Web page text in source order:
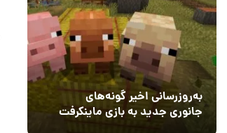
به‌روزرسانی اخیر گونه‌های
جانوری جدید به بازی ماینکرفت